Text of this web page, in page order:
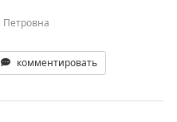
комментировать